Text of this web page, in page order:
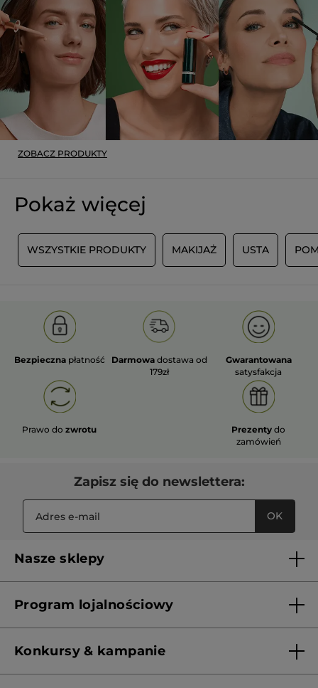
ZOBACZ PRODUKTY
Pokaż więcej
WSZYSTKIE PRODUKTY MAKIJAŻ USTA
Bezpieczna płatność Darmowa dostawa od
179zł
Gwarantowana
satysfakcja
Prawo dozwrotu Prezenty do
zamówień
Zapisz się do newslettera:
OK
Nasze sklepy
Franczyza
Program lojalnościowy
Konkursy & kampanie